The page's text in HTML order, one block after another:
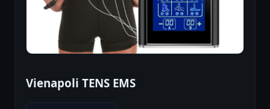
Vienapoli TENS EMS